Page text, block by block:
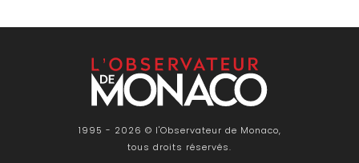
1995 - 2026 © l'Observateur de Monaco,
tous droits réservés.